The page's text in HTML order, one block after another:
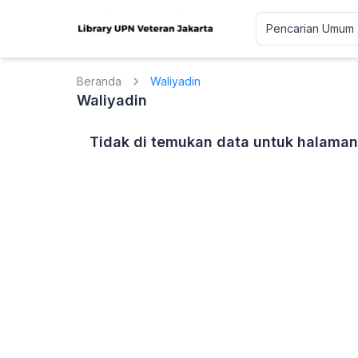
Beranda Waliyadin
Waliyadin
Tidak di temukan data untuk